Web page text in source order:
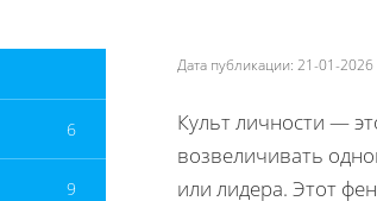
6
9
Дата публикации: 21-01-
Культ личности —
возвеличивать
или лидера. Этот